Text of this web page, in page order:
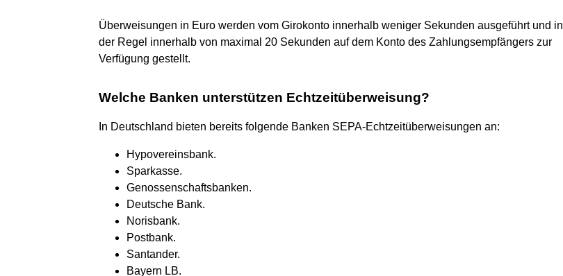
Überweisungen in Euro werden vom Girokonto innerhalb weniger Sekunden ausgeführt und in
der Regel innerhalb von maximal 20 Sekunden auf dem Konto des Zahlungsempfängers zur
Verfügung gestellt.
Welche Banken unterstützen Echtzeitüberweisung?
In Deutschland bieten bereits folgende Banken SEPA-Echtzeitüberweisungen an:
Hypovereinsbank.
Sparkasse.
Genossenschaftsbanken.
Deutsche Bank.
Norisbank.
Postbank.
Santander.
Bayern LB.